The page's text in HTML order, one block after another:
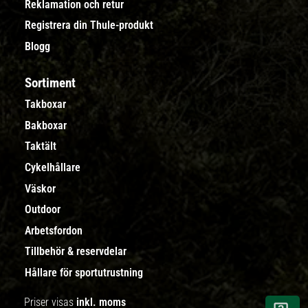
Reklamation och retur
Registrera din Thule-produkt
Blogg
Sortiment
Takboxar
Bakboxar
Taktält
Cykelhållare
Väskor
Outdoor
Arbetsfordon
Tillbehör & reservdelar
Hållare för sportutrustning
Priser visas inkl. moms